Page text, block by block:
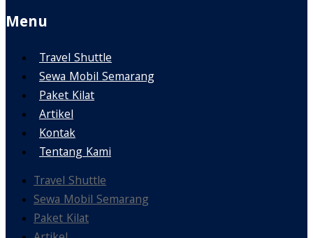
Menu
Travel Shuttle
Sewa Mobil Semarang
Paket Kilat
Artikel
Kontak
Tentang Kami
Travel Shuttle
Sewa Mobil Semarang
Paket Kilat